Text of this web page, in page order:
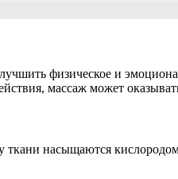
физическое и
массаж может
ткани насыщаются